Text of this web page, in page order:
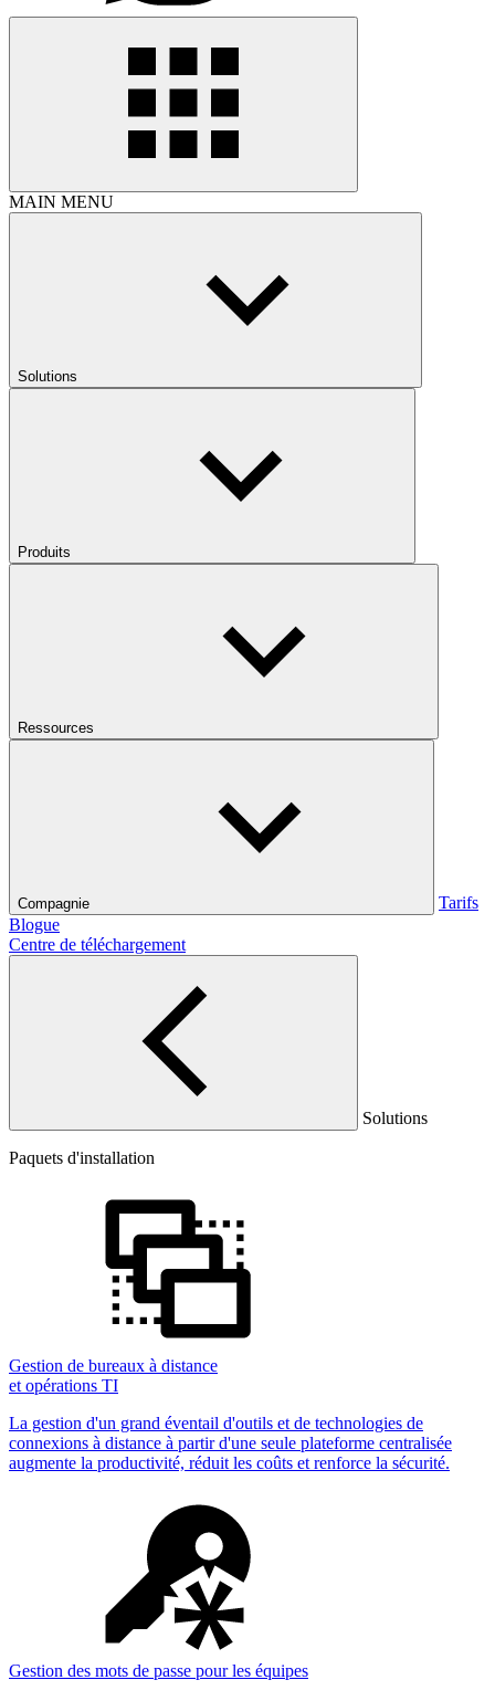
MAIN MENU
Solutions
Produits
Ressources
Compagnie
Tarifs
Blogue
Centre de téléchargement
Solutions
Paquets d'installation
Gestion de bureaux à distance
et opérations TI
La gestion d'un grand éventail d'outils et de technologies de
connexions à distance à partir d'une seule plateforme centralisée
augmente la productivité, réduit les coûts et renforce la sécurité.
Gestion des mots de passe pour les équipes